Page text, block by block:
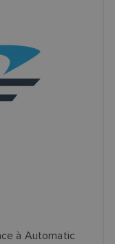
à Automatic